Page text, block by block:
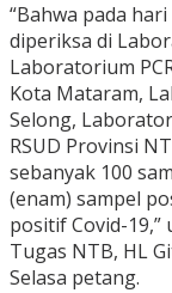
“Bahwa pada
diperiksa di
Laboratorium
Kota Mataram,
Selong,
RSUD Provinsi
sebanyak 100
(enam) sampel
positif Covid-19,”
Tugas NTB, HL
Selasa petang.